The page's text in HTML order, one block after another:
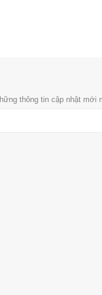
thông tin cập nhật mới